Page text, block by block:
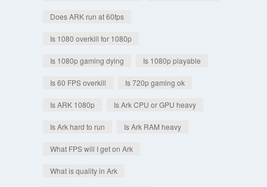
Does ARK run at 60fps
Is 1080 overkill for 1080p
Is 1080p gaming dying Is 1080p playable
Is 60 FPS overkill Is 720p gaming ok
Is ARK 1080p Is Ark CPU or GPU heavy
Is Ark hard to run Is Ark RAM heavy
What FPS will I get on Ark
What is quality in Ark